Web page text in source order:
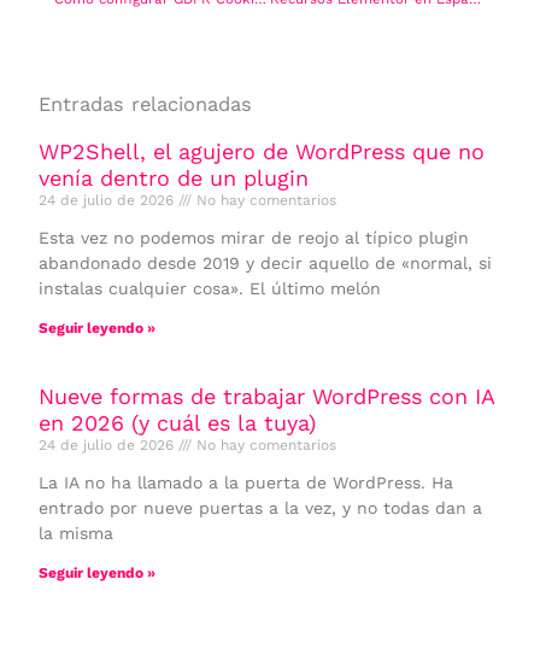
Entradas relacionadas
WP2Shell, el agujero de WordPress que no
venía dentro de un plugin
24 de julio de 2026 No hay comentarios
Esta vez no podemos mirar de reojo al típico plugin
abandonado desde 2019 y decir aquello de «normal, si
instalas cualquier cosa». El último melón
Seguir leyendo »
Nueve formas de trabajar WordPress con IA
en 2026 (y cuál es la tuya)
24 de julio de 2026 No hay comentarios
La IA no ha llamado a la puerta de WordPress. Ha
entrado por nueve puertas a la vez, y no todas dan a
la misma
Seguir leyendo »